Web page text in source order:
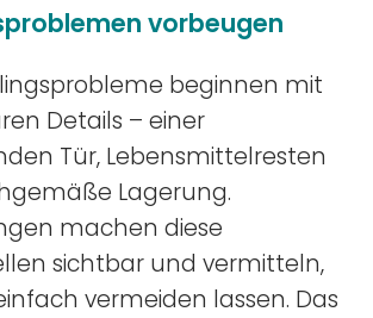
vorbeugen
beginnen mit
Details – einer
Tür, Lebensmittelresten
Lagerung.
machen diese
sichtbar und vermitteln,
vermeiden lassen. Das